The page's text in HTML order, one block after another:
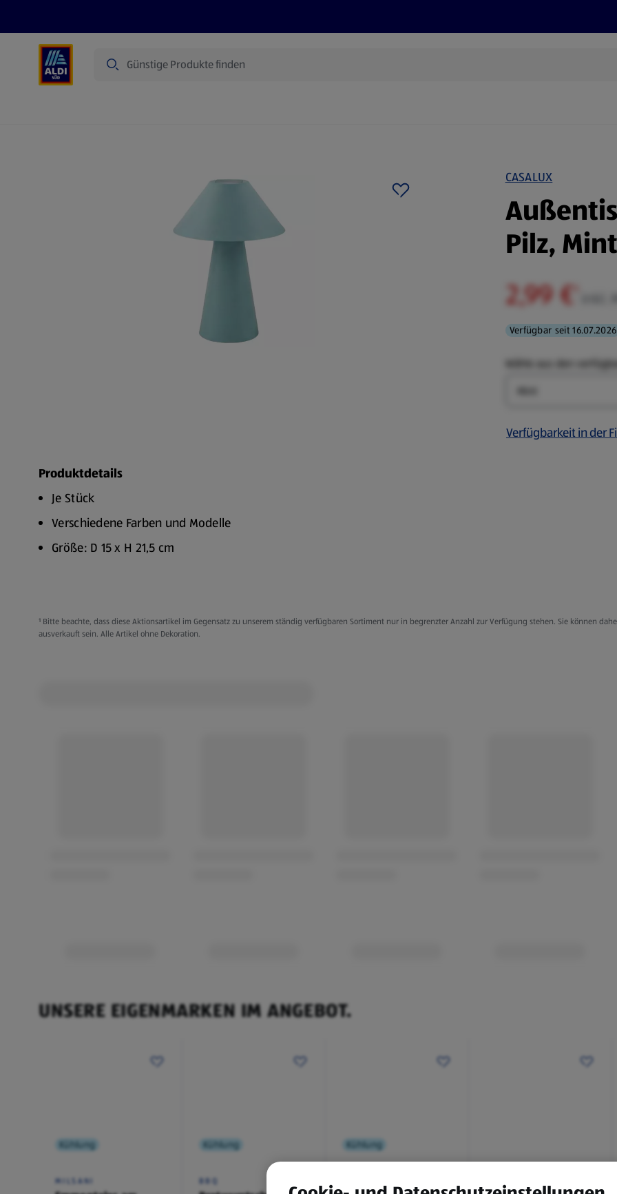
CASALUX
Pilz, Mint
2,99 €
Verfügbar seit 16.07.2026
Wähle aus den
Verfügbarkeit in der
Produktdetails
Je Stück
Verschiedene Farben und Modelle
Größe: D 15 x H 21,5 cm
Mit Ein-/Aus-Schalter
¹ Bitte beachte, dass diese Aktionsartikel im Gegensatz zu unserem ständig verfügbaren Sortiment nur in begrenzter Anzahl zur Verfügung stehen. Sie können
ausverkauft sein. Alle Artikel ohne Dekoration.
UNSERE EIGENMARKEN IM ANGEBOT.
Kühlung
MILSANI
Kühlung
BBQ
Kühlung